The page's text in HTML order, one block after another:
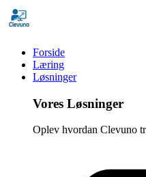
Forside
Læring
Løsninger
Vores Løsninger
Oplev hvordan Clevuno